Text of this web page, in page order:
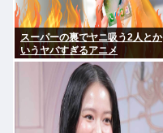
スーパーの裏でヤニ吸う2人とか
いうヤバすぎるアニメ